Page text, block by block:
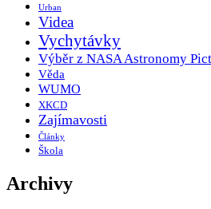
Urban
Videa
Vychytávky
Výběr z NASA Astronomy
Věda
WUMO
XKCD
Zajímavosti
Články
Škola
Archivy